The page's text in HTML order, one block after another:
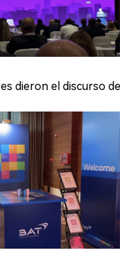
dieron el discurso de